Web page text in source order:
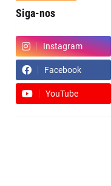
Siga-nos
Instagram
Facebook
YouTube